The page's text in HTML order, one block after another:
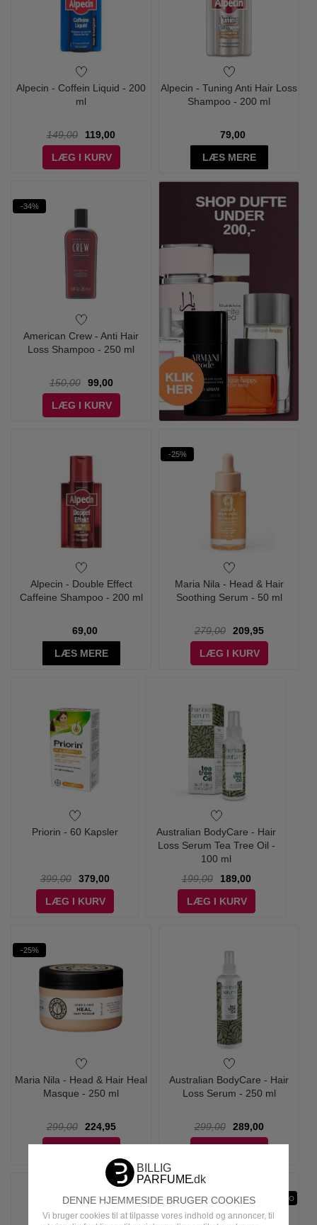
DENNE HJEMMESIDE BRUGER COOKIES
Vi bruger cookies til at tilpasse vores indhold og annoncer, til
Alpecin - Coffein Liquid - 200
ml
149,00
119,00
LÆG I KURV
Alpecin - Tuning Anti Hair Loss
Shampoo - 200 ml
79,00
LÆS MERE
-34%
American Crew - Anti Hair
Loss Shampoo - 250 ml
150,00
99,00
LÆG I KURV
Alpecin - Double Effect
Caffeine Shampoo - 200 ml
69,00
LÆS MERE
-25%
Maria Nila - Head & Hair
Soothing Serum - 50 ml
279,00
209,95
LÆG I KURV
Priorin - 60 Kapsler
399,00
379,00
LÆG I KURV
Australian BodyCare - Hair
Loss Serum Tea Tree Oil -
100 ml
199,00
189,00
LÆG I KURV
-25%
Maria Nila - Head & Hair Heal
Masque - 250 ml
299,00
224,95
Australian BodyCare - Hair
Loss Serum - 250 ml
299,00
289,00
KAMPAGNE INFO